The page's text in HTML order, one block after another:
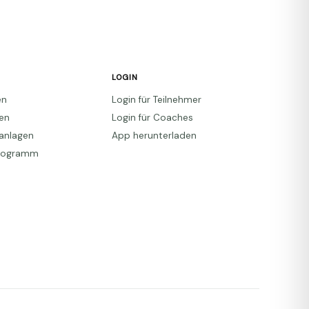
LOGIN
Login für Teilnehmer
Login für Coaches
App herunterladen